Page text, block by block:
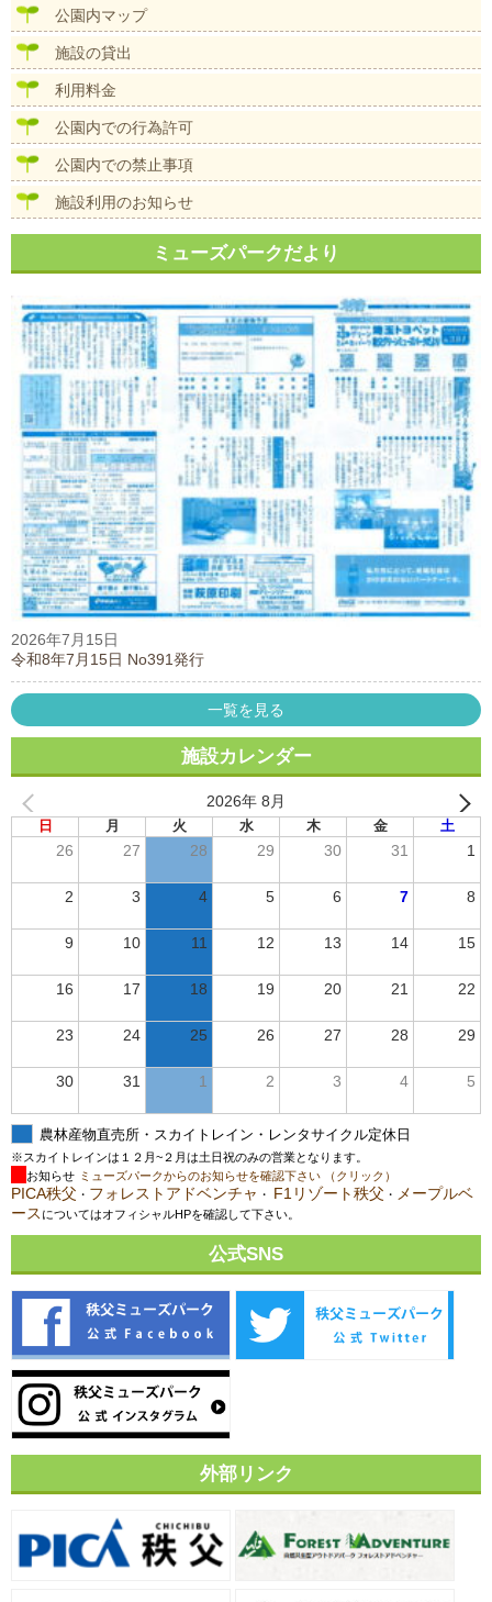
公園内マップ
施設の貸出
利用料金
公園内での行為許可
公園内での禁止事項
施設利用のお知らせ
ミューズパークだより
2026年7月15日
令和8年7月15日 No391発行
一覧を見る
施設カレンダー
2026年 8月
日 月 火 水 木 金 土
26 27 28 29 30 31 1
2 3 4 5 6 7 8
9 10 11 12 13 14 15
16 17 18 19 20 21 22
23 24 25 26 27 28 29
30 31 1 2 3 4 5
農林産物直売所・スカイトレイン・レンタサイクル定休日
※スカイトレインは１２月~２月は土日祝のみの営業となります。
お知らせ ミューズパークからのお知らせを確認下さい （クリック）
PICA秩父 ・ フォレストアドベンチャ ・ F1リゾート秩父 ・ メープルベ
ース についてはオフィシャルHPを確認して下さい。
公式SNS
外部リンク